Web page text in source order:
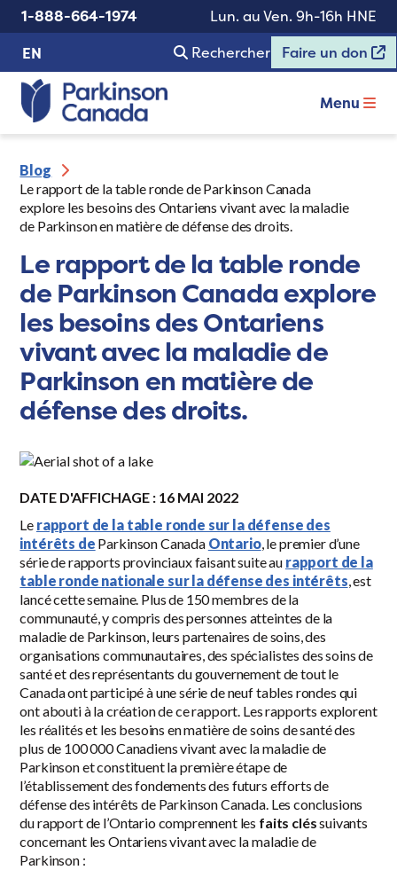
1-888-664-1974
Lun. au Ven. 9h-16h HNE
EN
Rechercher Faire un don
Menu
Blog
Le rapport de la table ronde de Parkinson Canada
explore les besoins des Ontariens vivant avec la maladie
de Parkinson en matière de défense des droits.
Le rapport de la table ronde
de Parkinson Canada explore
les besoins des Ontariens
vivant avec la maladie de
Parkinson en matière de
défense des droits.
DATE D'AFFICHAGE : 16 MAI 2022
Le rapport de la table ronde sur la défense des
intérêts de Parkinson Canada Ontario, le premier d’une
série de rapports provinciaux faisant suite au rapport de la
table ronde nationale sur la défense des intérêts, est
lancé cette semaine. Plus de 150 membres de la
communauté, y compris des personnes atteintes de la
maladie de Parkinson, leurs partenaires de soins, des
organisations communautaires, des spécialistes des soins de
santé et des représentants du gouvernement de tout le
Canada ont participé à une série de neuf tables rondes qui
ont abouti à la création de ce rapport. Les rapports explorent
les réalités et les besoins en matière de soins de santé des
plus de 100 000 Canadiens vivant avec la maladie de
Parkinson et constituent la première étape de
l’établissement des fondements des futurs efforts de
défense des intérêts de Parkinson Canada. Les conclusions
du rapport de l’Ontario comprennent les faits cléssuivants
concernant les Ontariens vivant avec la maladie de
Parkinson :